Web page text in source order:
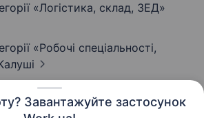
Завантажуйте застосунок
«Логістика, склад, ЗЕД»
«Робочі спеціальності,